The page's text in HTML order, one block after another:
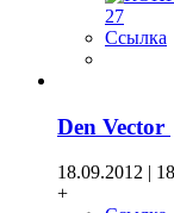
Ссылка
Den Vector
18.09.2012 |
+